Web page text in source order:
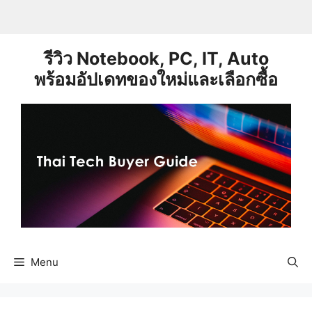
รีวิว Notebook, PC, IT, Auto
พร้อมอัปเดทของใหม่และเลือกซื้อ
Menu